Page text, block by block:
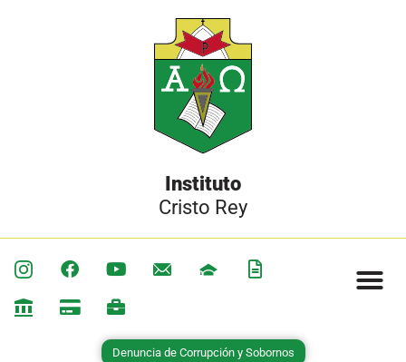
Instituto
Cristo Rey
Denuncia de Corrupción y Sobornos